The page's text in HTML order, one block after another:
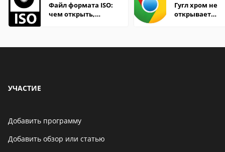
Файл формата ISO:
чем открыть,
Гугл хром не
открывает
УЧАСТИЕ
Добавить программу
Добавить обзор или статью